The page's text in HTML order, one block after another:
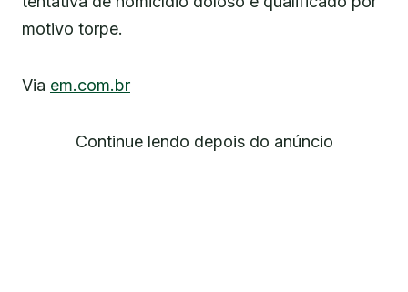
motivo torpe.
Via em.com.br
Continue lendo depois do anúncio